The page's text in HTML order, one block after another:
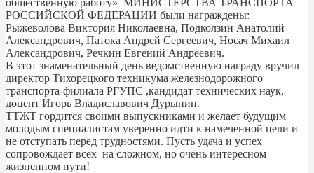
РОССИЙСКОЙ ФЕДЕРАЦИИ были награждены:
Рыжеволова Виктория Николаевна, Подколзин Анатолий
Александрович, Патока Андрей Сергеевич, Носач Михаил
Александрович, Речкин Евгений Андреевич.
В этот знаменательный день ведомственную награду вручил
директор Тихорецкого техникума железнодорожного
транспорта-филиала РГУПС ,кандидат технических наук,
доцент Игорь Владиславович Дурынин.
ТТЖТ гордится своими выпускниками и желает будущим
молодым специалистам уверенно идти к намеченной цели и
не отступать перед трудностями. Пусть удача и успех
сопровождает всех на сложном, но очень интересном
жизненном пути!